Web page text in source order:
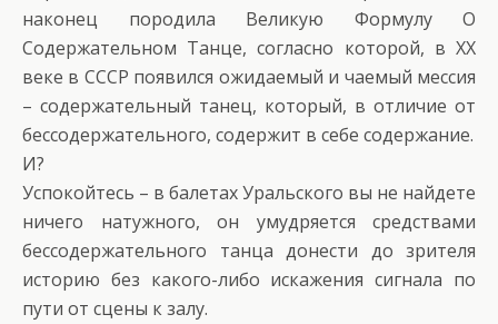
наконец породила Великую Формулу О
Содержательном Танце, согласно которой, в ХХ
веке в СССР появился ожидаемый и чаемый мессия
– содержательный танец, который, в отличие от
бессодержательного, содержит в себе содержание.
И?
Успокойтесь – в балетах Уральского вы не найдете
ничего натужного, он умудряется средствами
бессодержательного танца донести до зрителя
историю без какого-либо искажения сигнала по
пути от сцены к залу.